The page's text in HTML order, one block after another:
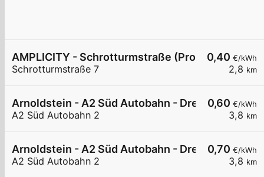
0,40 €/kWh
2,8 km
AMPLICITY - Schrotturmstraße (Probst GmbH)
Schrotturmstraße 7
0,60 €/kWh
3,8 km
Arnoldstein - A2 Süd Autobahn - Dreiländereck
A2 Süd Autobahn 2
0,70 €/kWh
3,8 km
Arnoldstein - A2 Süd Autobahn - Dreiländereck
A2 Süd Autobahn 2